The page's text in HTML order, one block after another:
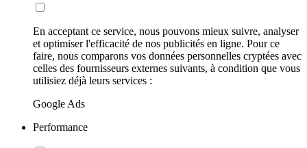
En acceptant ce service, nous pouvons mieux suivre, analyser
et optimiser l'efficacité de nos publicités en ligne. Pour ce
faire, nous comparons vos données personnelles cryptées avec
celles des fournisseurs externes suivants, à condition que vous
utilisiez déjà leurs services :
Google Ads
Performance